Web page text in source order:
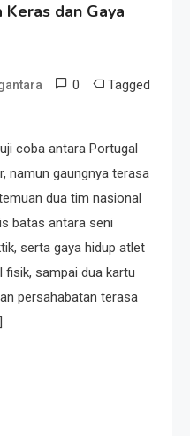
dan Gaya
0 Tagged
coba antara Portugal
namun gaungnya terasa
dua tim nasional
batas antara seni
serta gaya hidup atlet
fisik, sampai dua kartu
persahabatan terasa